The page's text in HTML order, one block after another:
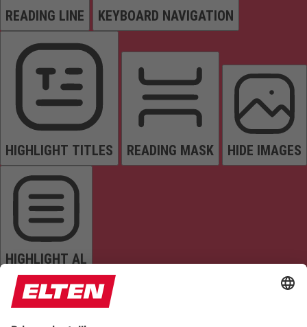
READING LINE KEYBOARD NAVIGATION
HIGHLIGHT TITLES READING MASK HIDE IMAGES
HIGHLIGHT AL